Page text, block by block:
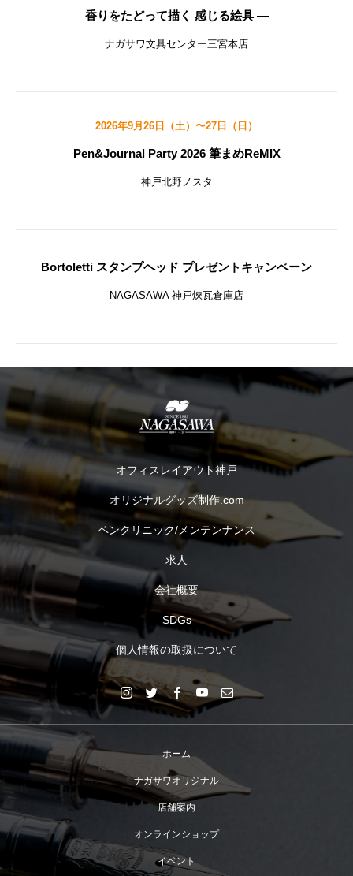
香りをたどって描く 感じる絵具 ―
ナガサワ文具センター三宮本店
2026年9月26日（土）〜27日（日）
Pen&Journal Party 2026 筆まめReMIX
神戸北野ノスタ
Bortoletti スタンプヘッド プレゼントキャンペーン
NAGASAWA 神戸煉瓦倉庫店
オフィスレイアウト神戸
オリジナルグッズ制作.com
ペンクリニック/メンテンナンス
求人
会社概要
SDGs
個人情報の取扱について
ホーム
ナガサワオリジナル
店舗案内
オンラインショップ
イベント